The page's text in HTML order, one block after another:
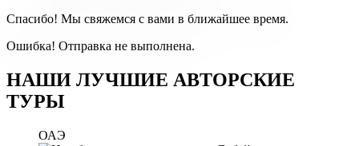
Спасибо! Мы свяжемся с вами в ближайшее время.
Ошибка! Отправка не выполнена.
НАШИ ЛУЧШИЕ АВТОРСКИЕ
ТУРЫ
ОАЭ